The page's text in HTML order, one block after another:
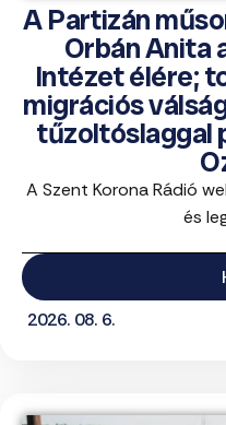
A Partizán
Orbán Anita
Intézet élére;
migrációs
tűzoltóslaggal
A Szent Korona Rádió
és
2026. 08. 6.